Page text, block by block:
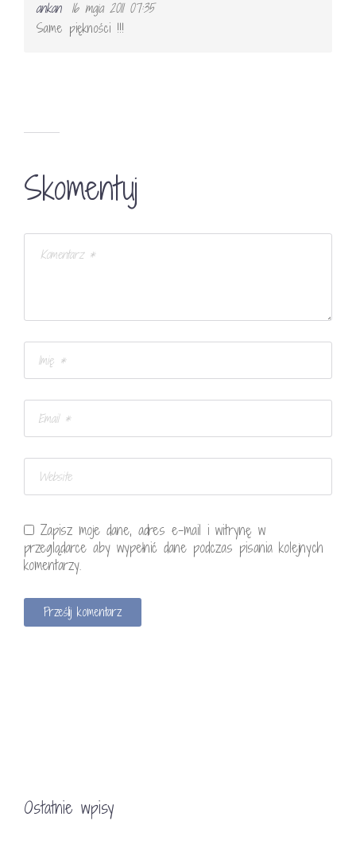
ankan
16 maja 2011 07:35
Same piękności !!!
Skomentuj
Zapisz moje dane, adres e-mail i witrynę w
przeglądarce aby wypełnić dane podczas pisania kolejnych
komentarzy.
Ostatnie wpisy